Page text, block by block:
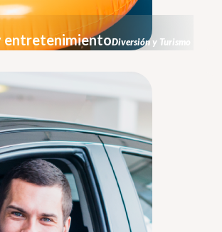
entretenimientoDiversión y Turismo